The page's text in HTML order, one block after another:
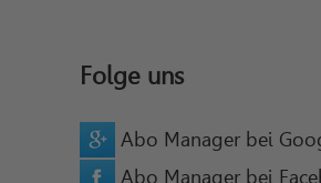
Folge uns
Abo Manager bei
Abo Manager bei